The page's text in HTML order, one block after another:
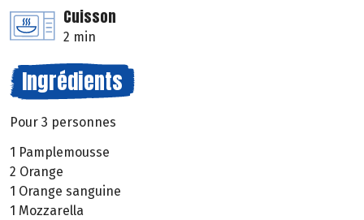
Cuisson
2 min
Ingrédients
Pour 3 personnes
1 Pamplemousse
2 Orange
1 Orange sanguine
1 Mozzarella